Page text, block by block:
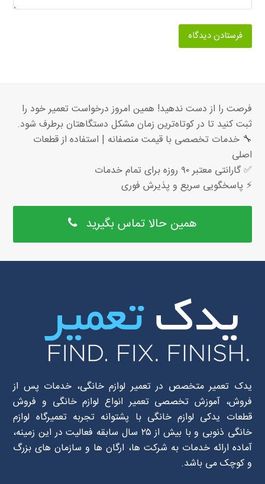
فرصت را از دست ندهید! همین امروز درخواست تعمیر خود را
ثبت کنید تا در کوتاه‌ترین زمان مشکل دستگاهتان برطرف شود.
🔧 خدمات تخصصی با قیمت منصفانه | استفاده از قطعات
اصلی
✅ گارانتی معتبر ۹۰ روزه برای تمام خدمات
⚡ پاسخگویی سریع و پذیرش فوری
همین حالا تماس بگیرید
یدک تعمیر متخصص در تعمیر لوازم خانگی، خدمات پس از
فروش، آموزش تخصصی تعمیر انواع لوازم خانگی و فروش
قطعات یدکی لوازم خانگی با پشتوانه تجربه تعمیرگاه لوازم
خانگی ذنوبی و با بیش از ۲۵ سال سابقه فعالیت در این زمینه،
آماده ارائه خدمات به شرکت ها، ارگان ها و سازمان های بزرگ
و کوچک می باشد.